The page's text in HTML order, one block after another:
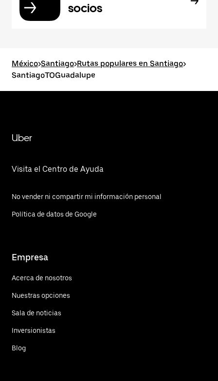
socios
México>Santiago>Rutas populares en Santiago>
SantiagoTOGuadalupe
Uber
Visita el Centro de Ayuda
No vender ni compartir mi información personal
Política de datos de Google
Empresa
Acerca de nosotros
Nuestras opciones
Sala de noticias
Inversionistas
Blog